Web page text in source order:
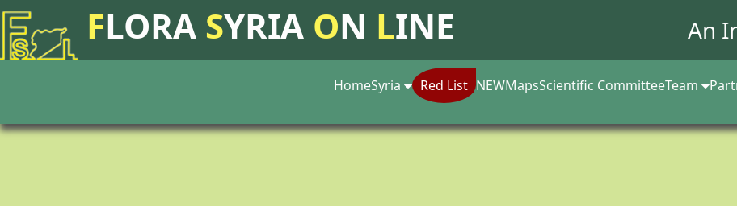
FLORA SYRIA ON LINE An
HomeSyria Red List NEWMapsScientific CommitteeTeam